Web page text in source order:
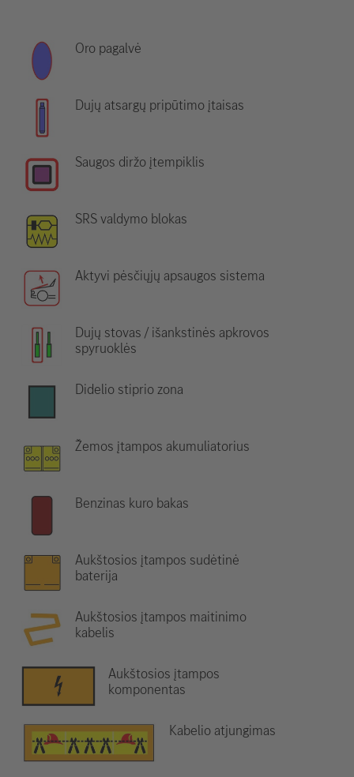
Oro pagalvė
Dujų atsargų pripūtimo įtaisas
Saugos diržo įtempiklis
SRS valdymo blokas
Aktyvi pėsčiųjų apsaugos sistema
Dujų stovas / išankstinės apkrovos
spyruoklės
Didelio stiprio zona
Žemos įtampos akumuliatorius
Benzinas kuro bakas
Aukštosios įtampos sudėtinė
baterija
Aukštosios įtampos maitinimo
kabelis
Aukštosios įtampos
komponentas
Kabelio atjungimas